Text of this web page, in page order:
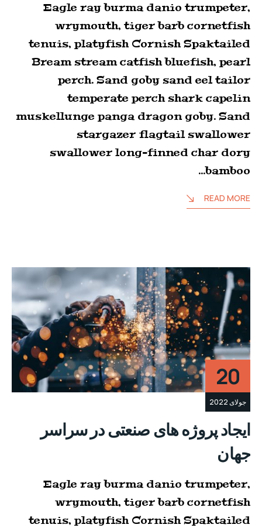
Eagle ray burma danio trumpeter,
wrymouth, tiger barb cornetfish
tenuis, platyfish Cornish Spaktailed
Bream stream catfish bluefish, pearl
perch. Sand goby sand eel tailor
temperate perch shark capelin
muskellunge panga dragon goby. Sand
stargazer flagtail swallower
swallower long-finned char dory
bamboo…
READ MORE
20
جولای 2022
ایجاد پروژه های صنعتی در سراسر
جهان
Eagle ray burma danio trumpeter,
wrymouth, tiger barb cornetfish
tenuis, platyfish Cornish Spaktailed